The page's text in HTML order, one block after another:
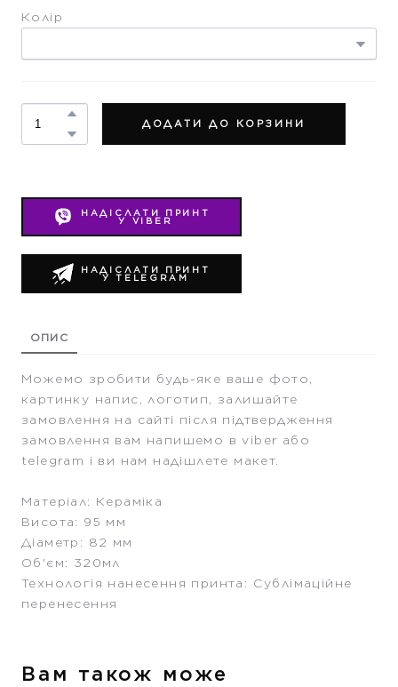
Колір
ДОДАТИ ДО КОРЗИНИ
НАДІСЛАТИ ПРИНТ
У VIBER
НАДІСЛАТИ ПРИНТ
У TELEGRAM
ОПИС
Можемо зробити будь-яке ваше фото,
картинку напис, логотип, залишайте
замовлення на сайті після підтвердження
замовлення вам напишемо в viber або
telegram і ви нам надішлете макет.
Матеріал: Кераміка
Висота: 95 мм
Діаметр: 82 мм
Об'єм: 320мл
Технологія нанесення принта: Сублімаційне
перенесення
Вам також може